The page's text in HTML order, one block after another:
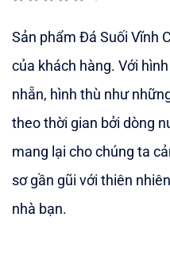
out
of
based
on
customer
ratings
Sản phẩm Đá Suối Vĩnh
của khách hàng. Với
nhẵn, hình thù như
theo thời gian bởi dòng
mang lại cho chúng ta
sơ gần gũi với thiên
nhà bạn.